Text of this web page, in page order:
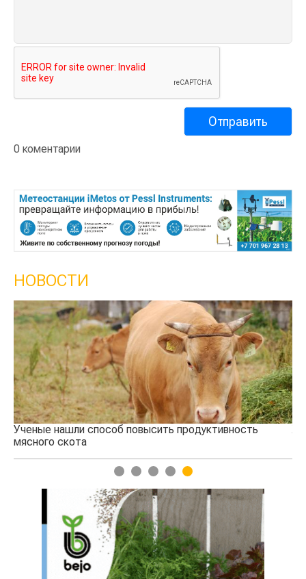
0 коментарии
НОВОСТИ
Жара в Китае может поднять цены на зерно
1 2 3 4 5